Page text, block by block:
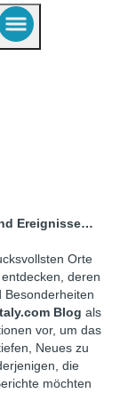
Ereignisse…
Orte
deren
Besonderheiten
Blog als
vor, um das
Neues zu
die
möchten